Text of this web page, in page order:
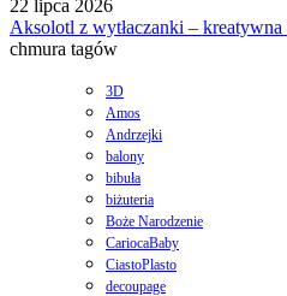
22 lipca 2026
Aksolotl z wytłaczanki –
chmura tagów
3D
Amos
Andrzejki
balony
bibuła
biżuteria
Boże Narodzenie
CariocaBaby
CiastoPlasto
decoupage